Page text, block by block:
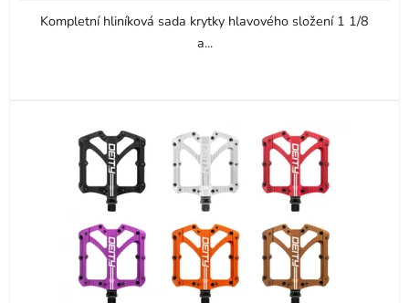
5
Kompletní hliníková sada krytky hlavového složení 1 1/8
a...